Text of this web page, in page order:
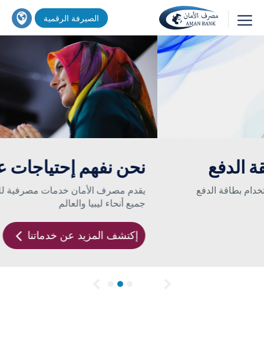
إلى
المحتوى
اين
تجد
خدماتنا
؟
الصيرفة الرقمية
بطاقة إفتراضية مسبقة الدفع
طريقة جديدة للتسوق من الإنترنت بإستخدام بطاقة الدفع